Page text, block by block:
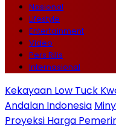
Nasional
Lifestyle
Entertainment
Video
Pers Rilis
Internasional
Kekayaan Low Tuck
Andalan Indonesia
Proyeksi Harga